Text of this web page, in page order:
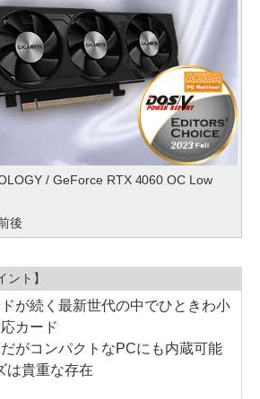
/ GeForce RTX 4060 OC Low
後
ント】
ドが続く最新世代の中でひときわ小
カード
だがコンパクトなPCにも内蔵可能
は貴重な存在